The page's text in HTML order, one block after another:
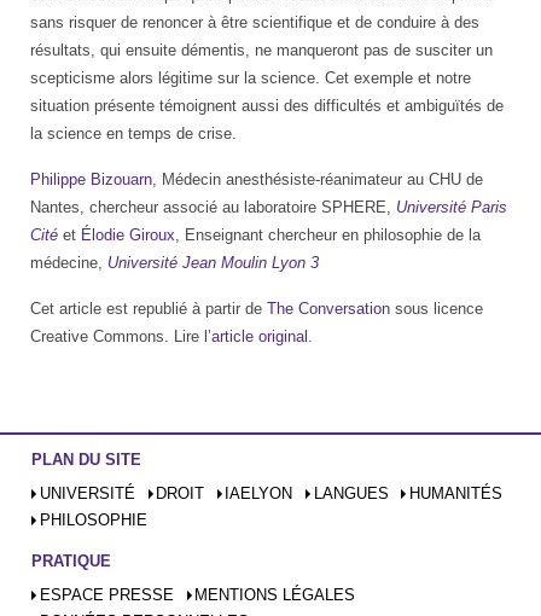
sans risquer de renoncer à être scientifique et de conduire à des
résultats, qui ensuite démentis, ne manqueront pas de susciter un
scepticisme alors légitime sur la science. Cet exemple et notre
situation présente témoignent aussi des difficultés et ambiguïtés de
la science en temps de crise.
Philippe Bizouarn , Médecin anesthésiste-réanimateur au CHU de
Nantes, chercheur associé au laboratoire SPHERE, Université Paris
Cité et Élodie Giroux , Enseignant chercheur en philosophie de la
médecine, Université Jean Moulin Lyon 3
Cet article est republié à partir de The Conversation sous licence
Creative Commons. Lire l’article original
PLAN DU SITE
UNIVERSITÉ
DROIT IAELYON LANGUES
HUMANITÉS
PHILOSOPHIE
PRATIQUE
ESPACE PRESSE
MENTIONS LÉGALES